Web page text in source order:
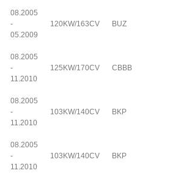
08.2005
-
05.2009
120KW/163CV BUZ
08.2005
-
11.2010
125KW/170CV CBBB
08.2005
-
11.2010
103KW/140CV BKP
08.2005
-
11.2010
103KW/140CV BKP